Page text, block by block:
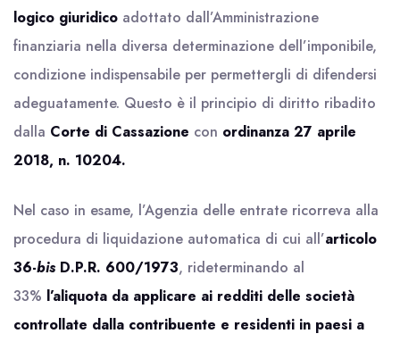
logico giuridico adottato dall’Amministrazione
finanziaria nella diversa determinazione dell’imponibile,
condizione indispensabile per permettergli di difendersi
adeguatamente. Questo è il principio di diritto ribadito
dalla Corte di Cassazione con ordinanza 27 aprile
2018, n. 10204.
Nel caso in esame, l’Agenzia delle entrate ricorreva alla
procedura di liquidazione automatica di cui all’articolo
36-bis D.P.R. 600/1973, rideterminando al
33% l’aliquota da applicare ai redditi delle società
controllate dalla contribuente e residenti in paesi a